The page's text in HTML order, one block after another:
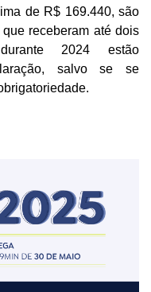
de R$ 169.440, são
receberam até dois
2024 estão
salvo se se